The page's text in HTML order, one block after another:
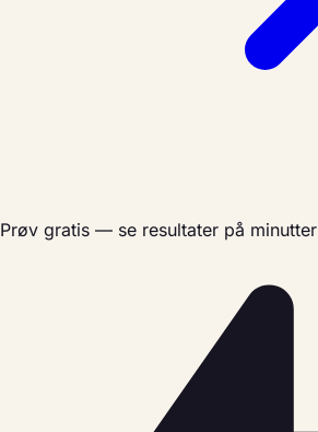
Prøv gratis — se resultater på minutter